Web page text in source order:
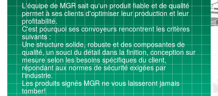
L'équipe de MGR sait qu'un produit fiable et de qualité
permet à ses clients d'optimiser leur production et leur
profitabilité.
C'est pourquoi ses convoyeurs rencontrent les critères
suivants :
Une structure solide, robuste et des composantes de
qualité, un souci du détail dans la finition, conception sur
mesure selon les besoins spécifiques du client,
répondant aux normes de sécurité exigées par
l'industrie.
Les produits signés MGR ne vous laisseront jamais
tomber!